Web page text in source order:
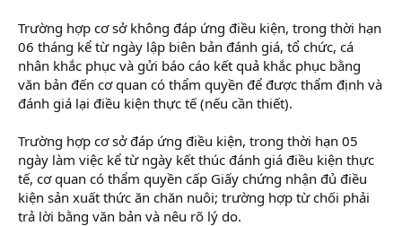
Trường hợp cơ sở không đáp ứng điều kiện, trong thời hạn
06 tháng kể từ ngày lập biên bản đánh giá, tổ chức, cá
nhân khắc phục và gửi báo cáo kết quả khắc phục bằng
văn bản đến cơ quan có thẩm quyền để được thẩm định và
đánh giá lại điều kiện thực tế (nếu cần thiết).
Trường hợp cơ sở đáp ứng điều kiện, trong thời hạn 05
ngày làm việc kể từ ngày kết thúc đánh giá điều kiện thực
tế, cơ quan có thẩm quyền cấp Giấy chứng nhận đủ điều
kiện sản xuất thức ăn chăn nuôi; trường hợp từ chối phải
trả lời bằng văn bản và nêu rõ lý do.